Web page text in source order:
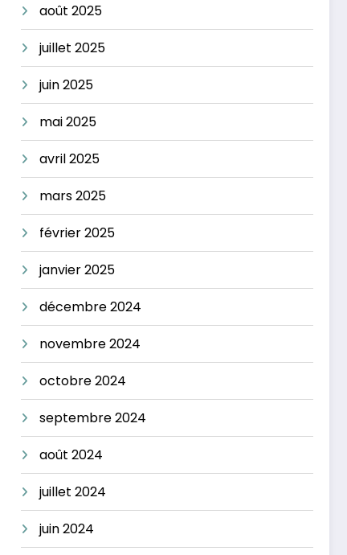
août 2025
juillet 2025
juin 2025
mai 2025
avril 2025
mars 2025
février 2025
janvier 2025
décembre 2024
novembre 2024
octobre 2024
septembre 2024
août 2024
juillet 2024
juin 2024